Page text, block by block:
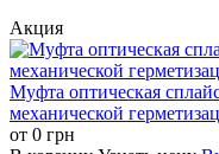
Изоляционная
Шестигранный
Крюк из
Наждачная
Провод
Самоклеящаяся
Акция
Муфта оптическая
механической
от 0 грн